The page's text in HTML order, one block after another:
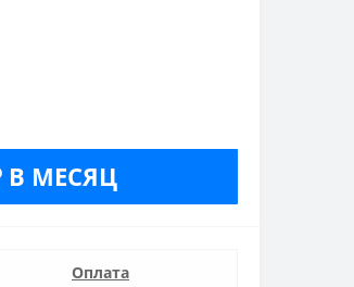
В МЕСЯЦ
Оплата